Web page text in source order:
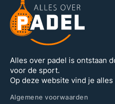
Alles over padel is ontstaan
voor de sport.
Op deze website vind je
Algemene voorwaarden